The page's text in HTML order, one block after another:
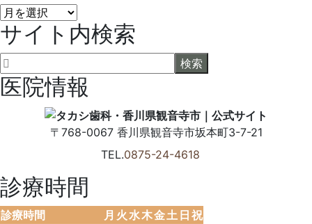
タ
カ
シ
歯
科
ブ
サイト内検索
医院情報
〒768-0067 香川県観音寺市坂本町3-7-21
TEL.0875-24-4618
診療時間
診療時間 月 火水木金土 日 祝